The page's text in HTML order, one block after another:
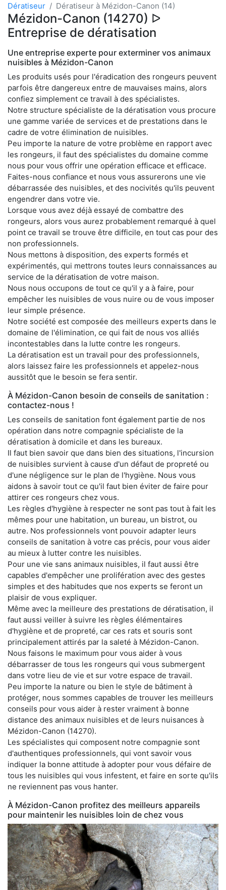
Dératiseur Dératiseur à Mézidon-Canon (14)
Mézidon-Canon (14270) ᐅ
Entreprise de dératisation
Une entreprise experte pour exterminer vos animaux
nuisibles à Mézidon-Canon
Les produits usés pour l'éradication des rongeurs peuvent
parfois être dangereux entre de mauvaises mains, alors
confiez simplement ce travail à des spécialistes.
Notre structure spécialiste de la dératisation vous procure
une gamme variée de services et de prestations dans le
cadre de votre élimination de nuisibles.
Peu importe la nature de votre problème en rapport avec
les rongeurs, il faut des spécialistes du domaine comme
nous pour vous offrir une opération efficace et efficace.
Faites-nous confiance et nous vous assurerons une vie
débarrassée des nuisibles, et des nocivités qu'ils peuvent
engendrer dans votre vie.
Lorsque vous avez déjà essayé de combattre des
rongeurs, alors vous aurez probablement remarqué à quel
point ce travail se trouve être difficile, en tout cas pour des
non professionnels.
Nous mettons à disposition, des experts formés et
expérimentés, qui mettrons toutes leurs connaissances au
service de la dératisation de votre maison.
Nous nous occupons de tout ce qu'il y a à faire, pour
empêcher les nuisibles de vous nuire ou de vous imposer
leur simple présence.
Notre société est composée des meilleurs experts dans le
domaine de l'élimination, ce qui fait de nous vos alliés
incontestables dans la lutte contre les rongeurs.
La dératisation est un travail pour des professionnels,
alors laissez faire les professionnels et appelez-nous
aussitôt que le besoin se fera sentir.
À Mézidon-Canon besoin de conseils de sanitation :
contactez-nous !
Les conseils de sanitation font également partie de nos
opération dans notre compagnie spécialiste de la
dératisation à domicile et dans les bureaux.
Il faut bien savoir que dans bien des situations, l'incursion
de nuisibles survient à cause d'un défaut de propreté ou
d'une négligence sur le plan de l'hygiène. Nous vous
aidons à savoir tout ce qu'il faut bien éviter de faire pour
attirer ces rongeurs chez vous.
Les règles d'hygiène à respecter ne sont pas tout à fait les
mêmes pour une habitation, un bureau, un bistrot, ou
autre. Nos professionnels vont pouvoir adapter leurs
conseils de sanitation à votre cas précis, pour vous aider
au mieux à lutter contre les nuisibles.
Pour une vie sans animaux nuisibles, il faut aussi être
capables d'empêcher une prolifération avec des gestes
simples et des habitudes que nos experts se feront un
plaisir de vous expliquer.
Même avec la meilleure des prestations de dératisation, il
faut aussi veiller à suivre les règles élémentaires
d'hygiène et de propreté, car ces rats et souris sont
principalement attirés par la saleté à Mézidon-Canon.
Nous faisons le maximum pour vous aider à vous
débarrasser de tous les rongeurs qui vous submergent
dans votre lieu de vie et sur votre espace de travail.
Peu importe la nature ou bien le style de bâtiment à
protéger, nous sommes capables de trouver les meilleurs
conseils pour vous aider à rester vraiment à bonne
distance des animaux nuisibles et de leurs nuisances à
Mézidon-Canon (14270).
Les spécialistes qui composent notre compagnie sont
d'authentiques professionnels, qui vont savoir vous
indiquer la bonne attitude à adopter pour vous défaire de
tous les nuisibles qui vous infestent, et faire en sorte qu'ils
ne reviennent pas vous hanter.
À Mézidon-Canon profitez des meilleurs appareils
pour maintenir les nuisibles loin de chez vous